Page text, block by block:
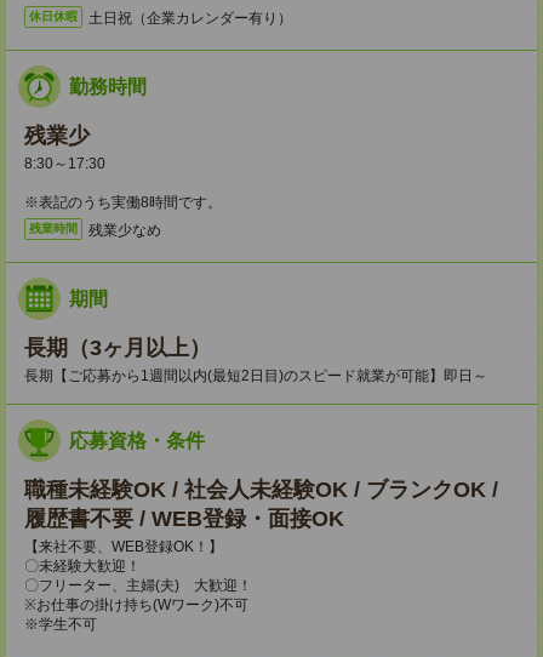
休日休暇 土日祝（企業カレンダー有り）
勤務時間
残業少
8:30～17:30
※表記のうち実働8時間です。
残業時間 残業少なめ
期間
長期（3ヶ月以上）
長期【ご応募から1週間以内(最短2日目)のスピード就業が可能】即日～
応募資格・条件
職種未経験OK / 社会人未経験OK / ブランクOK /
履歴書不要 / WEB登録・面接OK
【来社不要、WEB登録OK！】
〇未経験大歓迎！
〇フリーター、主婦(夫) 大歓迎！
※お仕事の掛け持ち(Wワーク)不可
※学生不可